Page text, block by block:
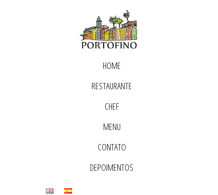
HOME
RESTAURANTE
CHEF
MENU
CONTATO
DEPOIMENTOS